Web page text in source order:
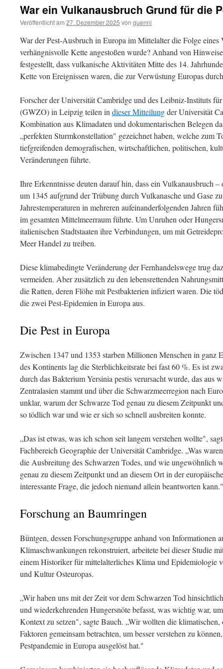
War ein Vulkanausbruch Grund für die
Veröffentlicht am 27. Dezember 2025 von guenni
War der Pest-Ausbruch in Europa im Mittelalter die Folge eines
verhängnisvolle Kette angestoßen wurde? Anhand von
festgestellt, dass vulkanische Aktivitäten Mitte des 14.
Kette von Ereignissen waren, die zur Verwüstung Europas
Forscher der Universität Cambridge und des Leibniz-Instituts
(GWZO) in Leipzig teilen in dieser Mitteilungder Universität
Kombination aus Klimadaten und dokumentarischen Belegen
„perfekten Sturmkonstellation" gezeichnet haben, welche zum
tiefgreifenden demografischen, wirtschaftlichen, politischen,
Veränderungen führte.
Ihre Erkenntnisse deuten darauf hin, dass ein Vulkanausbruch
um 1345 aufgrund der Trübung durch Vulkanasche und Gase
Jahrestemperaturen in mehreren aufeinanderfolgenden Jahren
im gesamten Mittelmeerraum führte. Um Unruhen oder
italienischen Stadtstaaten ihre Verbindungen, um mit
Meer Handel zu treiben.
Diese klimabedingte Veränderung der Fernhandelswege trug
vermeiden. Aber zusätzlich zu den lebensrettenden
die Ratten, deren Flöhe mit Pestbakterien infiziert waren. Die
die zwei Pest-Epidemien in Europa aus.
Die Pest in Europa
Zwischen 1347 und 1353 starben Millionen Menschen in ganz
des Kontinents lag die Sterblichkeitsrate bei fast 60 %. Es ist
durch das Bakterium Yersinia pestis verursacht wurde, das aus
Zentralasien stammt und über die Schwarzmeerregion nach
unklar, warum der Schwarze Tod genau zu diesem Zeitpunkt
so tödlich war und wie er sich so schnell ausbreiten konnte.
„Das ist etwas, was ich schon seit langem verstehen wollte",
Fachbereich Geographie der Universität Cambridge. „Was
die Ausbreitung des Schwarzen Todes, und wie ungewöhnlich
genau zu diesem Zeitpunkt und an diesem Ort in der
interessante Frage, die jedoch niemand allein beantworten kann."
Forschung an Baumringen
Büntgen, dessen Forschungsgruppe anhand von Informationen
Klimaschwankungen rekonstruiert, arbeitete bei dieser Studie
einem Historiker für mittelalterliches Klima und Epidemiologie
und Kultur Osteuropas.
„Wir haben uns mit der Zeit vor dem Schwarzen Tod
und wiederkehrenden Hungersnöte befasst, was wichtig war,
Kontext zu setzen", sagte Bauch. „Wir wollten die
Faktoren gemeinsam betrachten, um besser verstehen zu
Pestpandemie in Europa ausgelöst hat."